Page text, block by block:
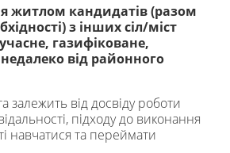
житлом кандидатів (разом
з інших сіл/міст
газифіковане,
від районного
залежить від досвіду роботи
підходу до виконання
навчатися та переймати